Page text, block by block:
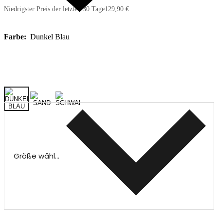
Niedrigster Preis der letzten 30 Tage129,90 €
Farbe: Dunkel Blau
Größe wählen